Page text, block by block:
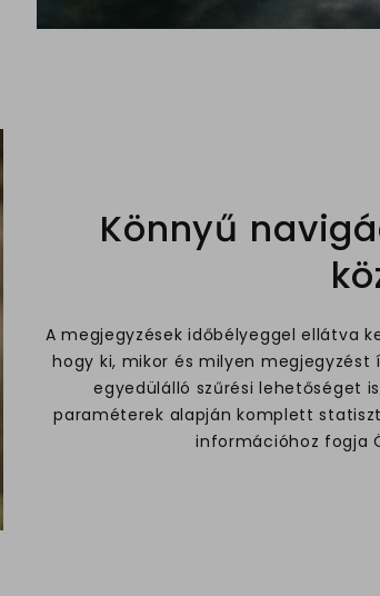
Könnyű
A megjegyzések időbélyeggel ellátva
hogy ki, mikor és milyen megjegyzést
egyedülálló szűrési lehetőséget
paraméterek alapján komplett
információhoz fogja